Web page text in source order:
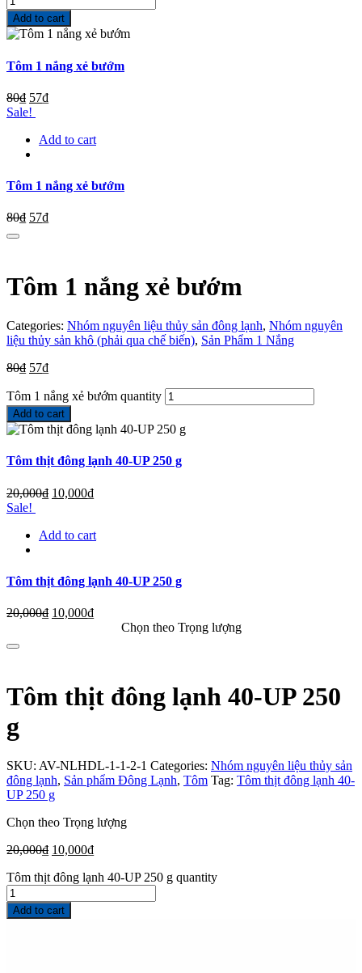
Add to cart
Tôm 1 nắng xẻ bướm
80₫ 57₫
Sale!
Add to cart
Tôm 1 nắng xẻ bướm
80₫ 57₫
Tôm 1 nắng xẻ bướm
Categories: Nhóm nguyên liệu thủy sản đông lạnh, Nhóm nguyên
liệu thủy sản khô (phải qua chế biến), Sản Phẩm 1 Nắng
80₫ 57₫
Tôm 1 nắng xẻ bướm quantity
Add to cart
Tôm thịt đông lạnh 40-UP 250 g
20,000₫ 10,000₫
Sale!
Add to cart
Tôm thịt đông lạnh 40-UP 250 g
20,000₫ 10,000₫
Chọn theo Trọng lượng
Tôm thịt đông lạnh 40-UP 250
g
SKU: AV-NLHDL-1-1-2-1 Categories: Nhóm nguyên liệu thủy sản
đông lạnh, Sản phẩm Đông Lạnh, Tôm Tag: Tôm thịt đông lạnh 40-
UP 250 g
Chọn theo Trọng lượng
20,000₫ 10,000₫
Tôm thịt đông lạnh 40-UP 250 g quantity
Add to cart